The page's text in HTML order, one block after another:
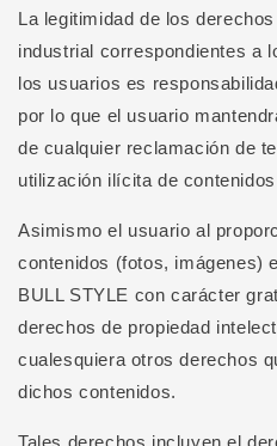
La legitimidad de los
industrial correspondientes a
los usuarios es
por lo que el usuario
de cualquier reclamación de
utilización ilícita de
Asimismo el usuario al
contenidos (fotos, imágenes)
BULL STYLE con carácter
derechos de propiedad
cualesquiera otros derechos
dichos contenidos.
Tales derechos incluyen el